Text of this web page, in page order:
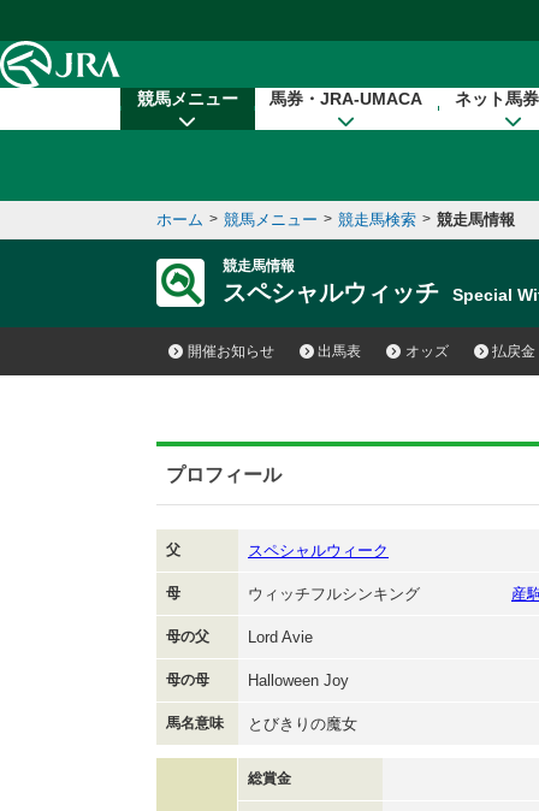
競馬メニュー 馬券・JRA-UMACA ネット馬
ホーム > 競馬メニュー > 競走馬検索 > 競走馬情報
競走馬情報
スペシャルウィッチ Special
開催お知らせ 出馬表 オッズ 払戻金
プロフィール
父 スペシャルウィーク
母 ウィッチフルシンキング 産
母の父 Lord Avie
母の母 Halloween Joy
馬名意味 とびきりの魔女
総賞金